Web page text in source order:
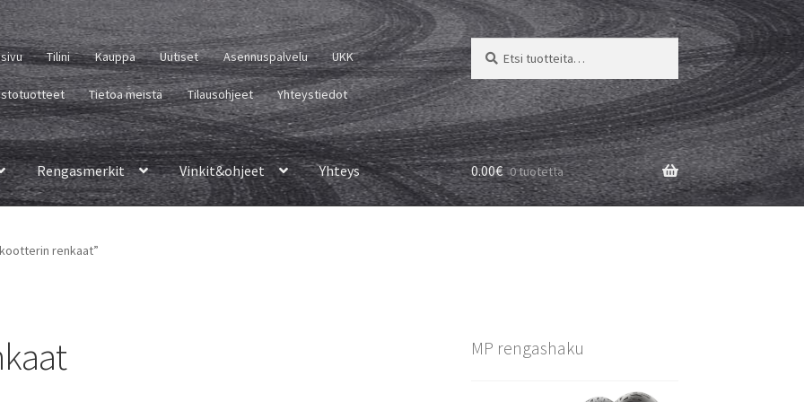
Tilini Kauppa Uutiset Asennuspalvelu UKK
Tietoa meistä Tilausohjeet Yhteystiedot
Etsi:
Haku
Rengasmerkit Vinkit&ohjeet Yhteys 0.00€ 0 tuotetta
renkaat”
MP rengashaku